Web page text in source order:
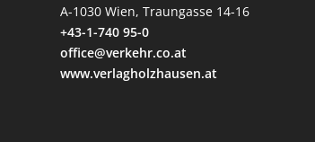
A-1030 Wien, Traungasse 14-16
+43-1-740 95-0
office@verkehr.co.at
www.verlagholzhausen.at